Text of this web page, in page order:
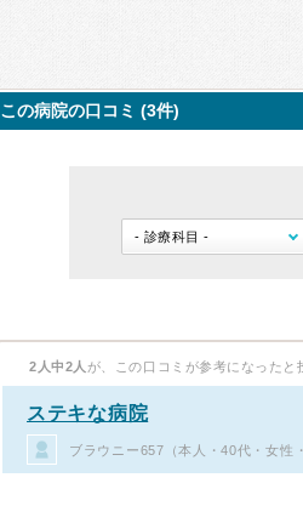
この病院の口コミ (3件)
2人中2人 が、この口コミが参考になったと
ステキな病院
ブラウニー657（本人・40代・女性